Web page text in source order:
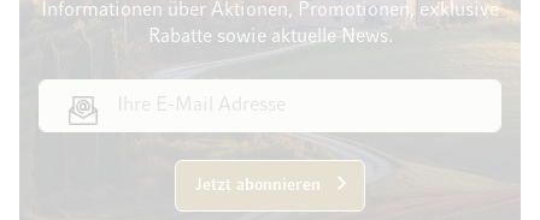
Informationen über Aktionen, Promotionen, exklusive
Rabatte sowie aktuelle News.
Jetzt abonnieren